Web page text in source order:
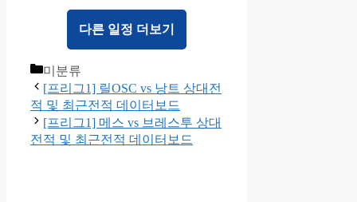
다른 일정 더보기
Categories
미분류
[프리그1] 릴OSC vs 낭트 상대전
적 및 최근전적 데이터보드
[프리그1] 메스 vs 브레스투 상대
전적 및 최근전적 데이터보드